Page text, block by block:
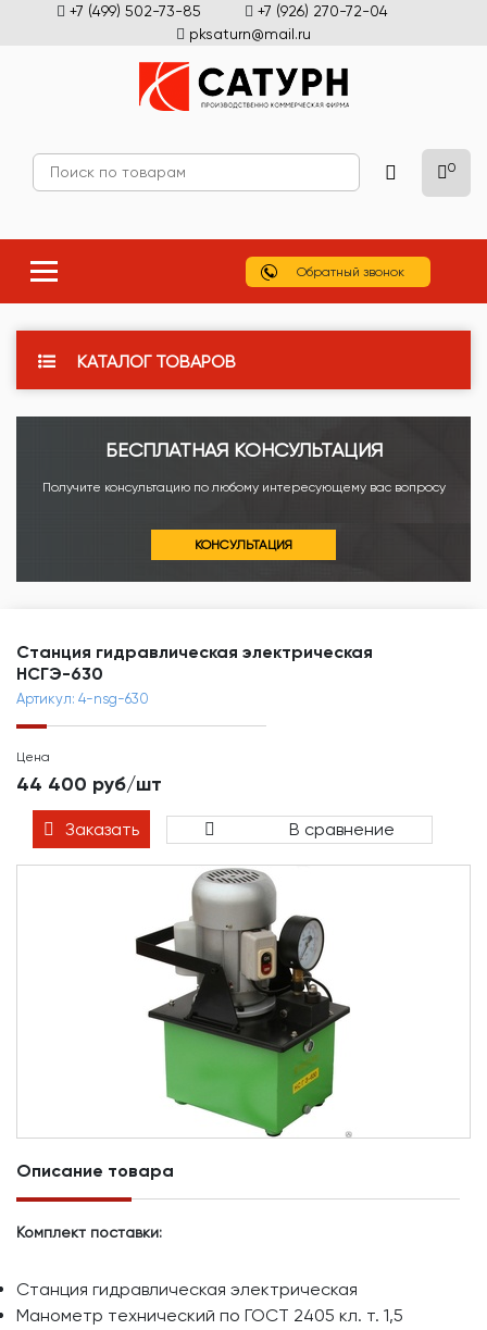
+7 (499) 502-73-85
+7 (926) 270-72-04
pksaturn@mail.ru
0
Обратный звонок
КАТАЛОГ ТОВАРОВ
БЕСПЛАТНАЯ КОНСУЛЬТАЦИЯ
Получите консультацию по любому интересующему вас вопросу
КОНСУЛЬТАЦИЯ
Станция гидравлическая электрическая
НСГЭ-630
Артикул: 4-nsg-630
Цена
44 400 руб/шт
Заказать В сравнение
Описание товара
Комплект поставки:
Станция гидравлическая электрическая
Манометр технический по ГОСТ 2405 кл. т. 1,5